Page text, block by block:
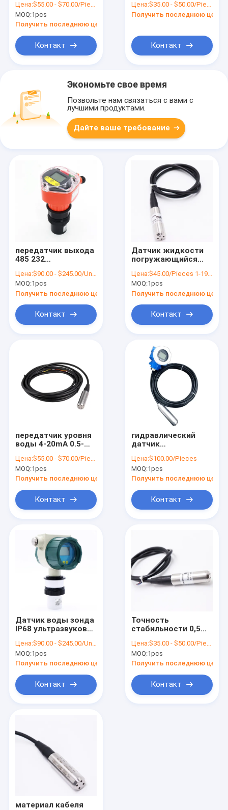
Продукты
Экскурсия по заводу
Новости
Случаи
Запросите цитату
Электронный датчик давления
Электронный датчик давления воды
уровня жидкости
нержавеющей
стали
Цена:$55.00 - $70.00/Pieces
MOQ:1pcs
Получить последнюю цену
Контакт
3.3V ровный для
выхода цифров I2C
Цена:$35.00 - $50.00/Pieces
Получить последнюю цену
Контакт
Экономьте свое время
Позвольте нам связаться с вами с
лучшими продуктами.
Дайте ваше требование
передатчик выхода
485 232
ровный для
контроля
водосброса
Цена:$90.00 - $245.00/Units
MOQ:1pcs
Получить последнюю цену
Контакт
Датчик жидкости
погружающийся
воды нержавеющей
стали ровный
Цена:$45.00/Pieces 1-19 Pieces
MOQ:1pcs
Получить последнюю цену
Контакт
передатчик уровня
воды 4-20mA 0.5-
гидравлическим
ровным датчиком
RS485
Цена:$55.00 - $70.00/Pieces
MOQ:1pcs
Получить последнюю цену
Контакт
гидравлический
датчик
воды 4-20ma с
дисплеем
Цена:$100.00/Pieces
MOQ:1pcs
Получить последнюю цену
Контакт
Датчик воды зонда
IP68 ультразвуковой
интегрированный с
дисплеем LCD
Цена:$90.00 - $245.00/Units
MOQ:1pcs
Получить последнюю цену
Контакт
Точность
стабильности 0,5
уровня дождевой
воды
расквартировывая
Цена:$35.00 - $50.00/Pieces
MOQ:1pcs
Получить последнюю цену
Контакт
материал кабеля